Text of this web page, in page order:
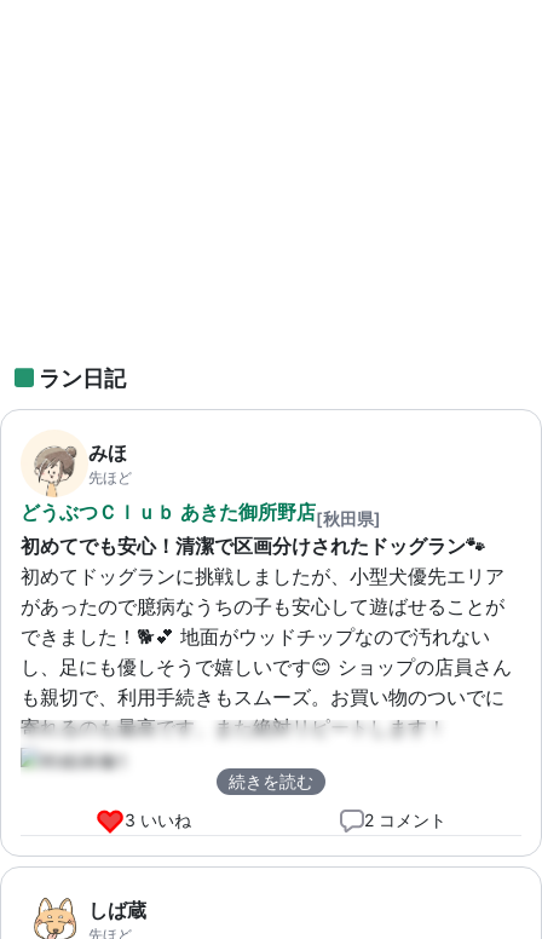
ラン日記
みほ
先ほど
どうぶつＣｌｕｂ あきた御所野店[秋田県]
初めてでも安心！清潔で区画分けされたドッグラン🐾
初めてドッグランに挑戦しましたが、小型犬優先エリア
があったので臆病なうちの子も安心して遊ばせることが
できました！🐕💕 地面がウッドチップなので汚れない
し、足にも優しそうで嬉しいです😊 ショップの店員さん
も親切で、利用手続きもスムーズ。お買い物のついでに
寄れるのも最高です。また絶対リピートします！
続きを読む
3 いいね
2 コメント
しば蔵
先ほど